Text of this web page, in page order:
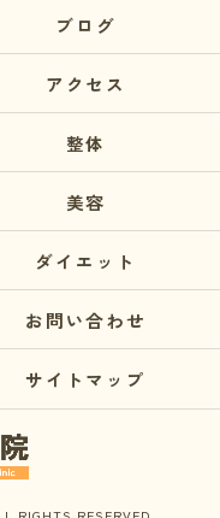
ブログ
アクセス
整体
美容
ダイエット
お問い合わせ
サイトマップ